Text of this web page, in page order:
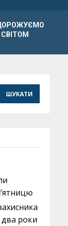
СВІТОМ
роки